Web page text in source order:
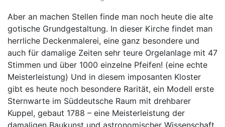
Aber an machen Stellen finde man noch heute die alte
gotische Grundgestaltung. In dieser Kirche findet man
herrliche Deckenmalerei, eine ganz besondere und
auch für damalige Zeiten sehr teure Orgelanlage mit 47
Stimmen und über 1000 einzelne Pfeifen! (eine echte
Meisterleistung) Und in diesem imposanten Kloster
gibt es heute noch besondere Rarität, ein Modell erste
Sternwarte im Süddeutsche Raum mit drehbarer
Kuppel, gebaut 1788 – eine Meisterleistung der
damaligen Baukunst und astronomischer Wissenschaft.